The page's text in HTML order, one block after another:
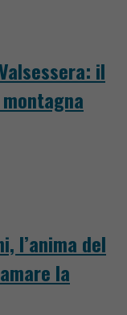
il
l’anima del
la